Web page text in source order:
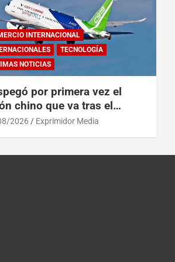
INTERNACIONAL
TECNOLOGÍA
NOTICIAS
por primera vez el
chino que va tras el
del A319 en el Tíbet
2026 Exprimidor Media